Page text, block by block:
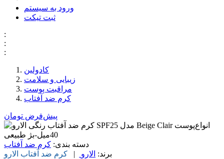
ورود به سیستم
ثبت تیکت
:
:
:
کادولین
زیبایی و سلامت
مراقبت پوست
کرم ضد آفتاب
پیش‌فرض تومان
دسته بندی: کرم ضد آفتاب
برند: الارو | کرم ضد آفتاب الارو